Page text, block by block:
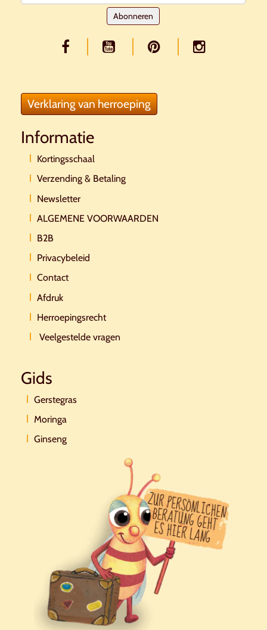
Abonneren
Verklaring van herroeping
Informatie
Kortingsschaal
Verzending & Betaling
Newsletter
ALGEMENE VOORWAARDEN
B2B
Privacybeleid
Contact
Afdruk
Herroepingsrecht
Veelgestelde vragen
Gids
Gerstegras
Moringa
Ginseng